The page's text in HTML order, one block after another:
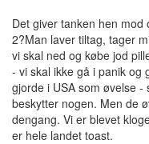
Det giver tanken hen mod
2?Man laver tiltag, tager
vi skal ned og købe jod
- vi skal ikke gå i panik og
gjorde i USA som øvelse
beskytter nogen. Men de
dengang. Vi er blevet
er hele landet toast.